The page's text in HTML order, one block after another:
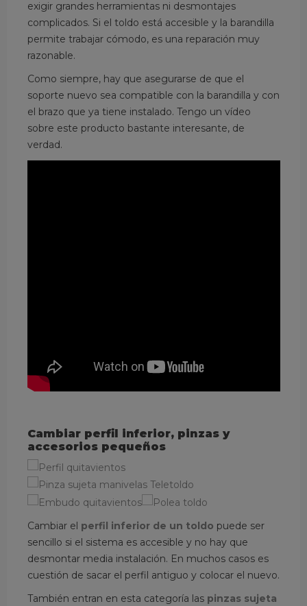
exigir grandes herramientas ni desmontajes
complicados. Si el toldo está accesible y la barandilla
permite trabajar cómodo, es una reparación muy
razonable.
Como siempre, hay que asegurarse de que el
soporte nuevo sea compatible con la barandilla y con
el brazo que ya tiene instalado. Tengo un vídeo
sobre este producto bastante interesante, de
verdad.
Cambiar perfil inferior, pinzas y
accesorios pequeños
Cambiar el perfil inferior de un toldo puede ser
sencillo si el sistema es accesible y no hay que
desmontar media instalación. En muchos casos es
cuestión de sacar el perfil antiguo y colocar el nuevo.
También entran en esta categoría las pinzas sujeta